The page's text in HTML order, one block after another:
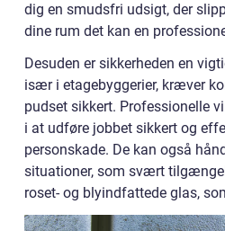
dig en smudsfri udsigt, der
dine rum det kan en
Desuden er sikkerheden en
især i etagebyggerier, kræver
pudset sikkert. Professionelle
i at udføre jobbet sikkert og
personskade. De kan også
situationer, som svært
roset- og blyindfattede glas,